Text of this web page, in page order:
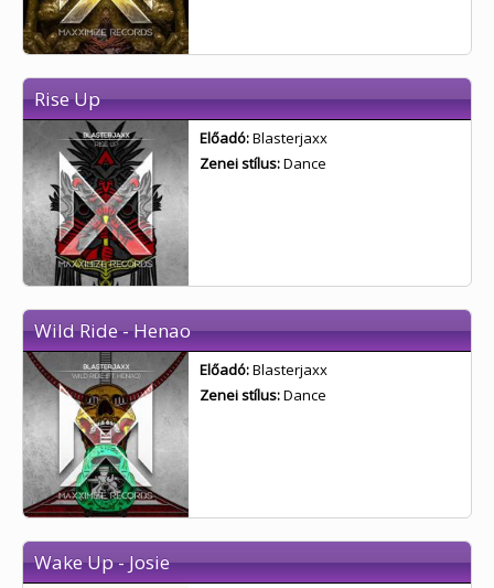
Rise Up
Előadó:Blasterjaxx
Zenei stílus:Dance
Wild Ride - Henao
Előadó:Blasterjaxx
Zenei stílus:Dance
Wake Up - Josie